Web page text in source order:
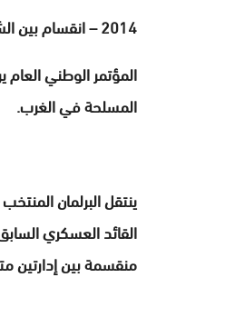
2014 – انقسام بين الشرق والغرب
المؤتمر الوطني
المسلحة في الغرب.
ينتقل البرلمان
القائد العسكري
منقسمة بين إدارتين